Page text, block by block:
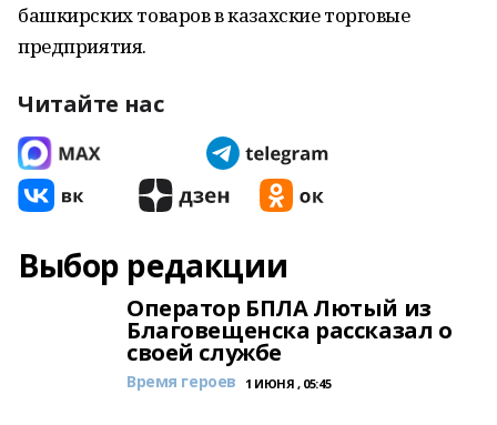
башкирских товаров в казахские торговые
предприятия.
Читайте нас
Выбор редакции
Оператор БПЛА Лютый из
Благовещенска рассказал о
своей службе
Время героев 1 ИЮНЯ , 05:45